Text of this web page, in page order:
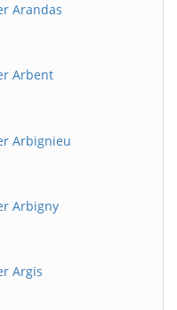
Arandas
Arbent
Arbignieu
Arbigny
Argis